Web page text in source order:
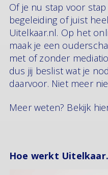
Of je nu stap voor
begeleiding of juist
Uitelkaar.nl. Op het
maak je een
met of zonder
dus jij beslist wat je
daarvoor. Niet meer
Meer weten? Bekijk
Hoe werkt